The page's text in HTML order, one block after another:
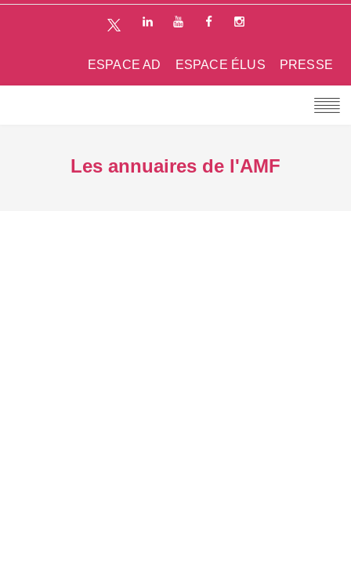
PRESSE
ESPACE ÉLUS
ESPACE AD
Les annuaires de l'AMF